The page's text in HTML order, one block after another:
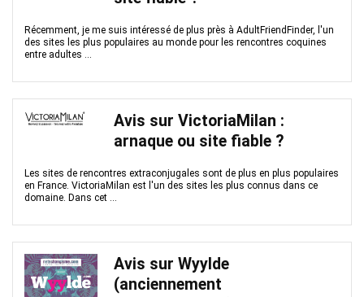
Récemment, je me suis intéressé de plus près à AdultFriendFinder, l'un
des sites les plus populaires au monde pour les rencontres coquines
entre adultes ...
Avis sur VictoriaMilan :
arnaque ou site fiable ?
Les sites de rencontres extraconjugales sont de plus en plus populaires
en France. VictoriaMilan est l'un des sites les plus connus dans ce
domaine. Dans cet ...
Avis sur Wyylde
(anciennement